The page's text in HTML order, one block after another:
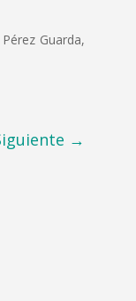
Guarda,
→